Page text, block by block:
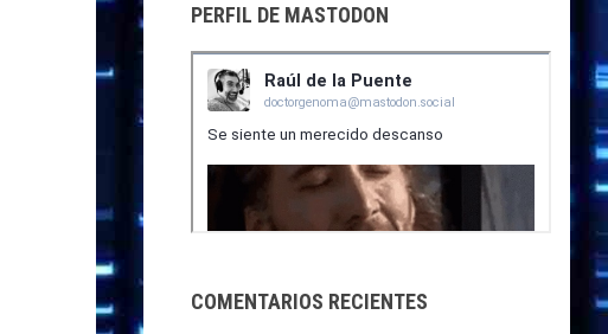
PERFIL DE MASTODON
COMENTARIOS RECIENTES